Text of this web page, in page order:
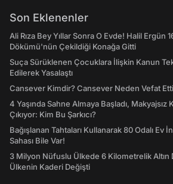
Son Eklenenler
Ali Rıza Bey Yıllar Sonra O Evde! Halil Ergün
Dökümü'nün Çekildiği Konağa Gitti
Suça Sürüklenen Çocuklara İlişkin Kanun
Edilerek Yasalaştı
Cansever Kimdir? Cansever Neden Vefat
4 Yaşında Sahne Almaya Başladı, Makyajsız
Çıkıyor: Kim Bu Şarkıcı?
Bağışlanan Tahtaları Kullanarak 80 Odalı Ev
Sahası Bile Var!
3 Milyon Nüfuslu Ülkede 6 Kilometrelik Altın
Ülkenin Kaderi Değişti